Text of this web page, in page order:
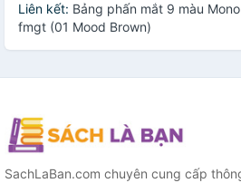
Liên kết: Bảng phấn mắt 9 màu
fmgt (01 Mood Brown)
SachLaBan.com chuyên cung cấp